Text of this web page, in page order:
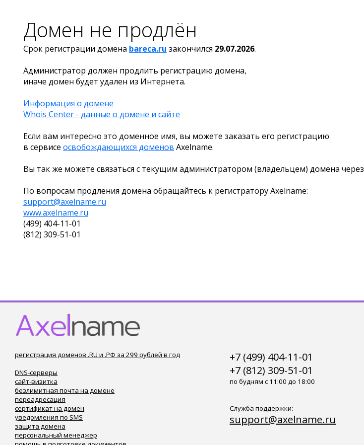
Домен не продлён
Срок регистрации домена bareca.ru закончился 29.07.2026.
Администратор должен продлить регистрацию домена,
иначе домен будет удален из Интернета.
Информация о домене
Whois Center - данные о домене и сайте
Если вам интересно это доменное имя, вы можете заказать его регистрацию
в сервисе освобождающихся доменов Axelname.
Вы так же можете связаться с текущим администратором (владельцем) домена через
По вопросам продления домена обращайтесь к регистратору Axelname:
support@axelname.ru
www.axelname.ru
(499) 404-11-01
(812) 309-51-01
регистрация доменов .RU и .РФ за 299 рублей в год
DNS-серверы
сайт-визитка
безлимитная почта на домене
переадресация
сертификат на домен
уведомления по SMS
защита домена
персональный менеджер
+7 (499) 404-11-01
+7 (812) 309-51-01
по будням с 11:00 до 18:00
Служба поддержки:
support@axelname.ru